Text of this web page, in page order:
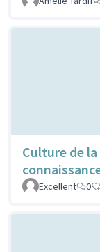
Culture de la
Excellent
0